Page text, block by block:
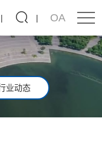
OA
业动态